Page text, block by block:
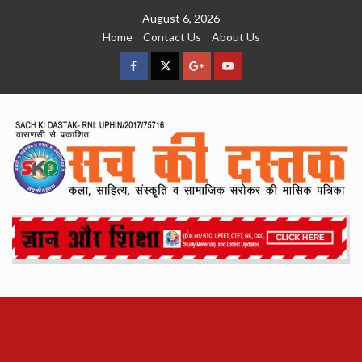
August 6, 2026
Home
Contact Us About Us
facebookTwitterGoogleYouTube